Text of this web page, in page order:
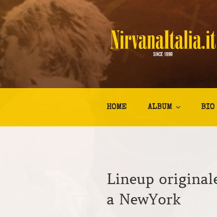
Salta
al
contenuto
HOME ALBUM BIO
Lineup
a NewYork